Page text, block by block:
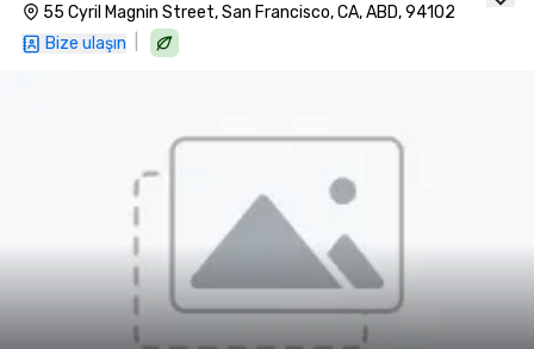
55 Cyril Magnin Street, San Francisco, CA, ABD, 94102
Bize ulaşın